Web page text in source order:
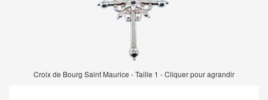
Croix de Bourg Saint Maurice - Taille 1 - Cliquer pour agrandir